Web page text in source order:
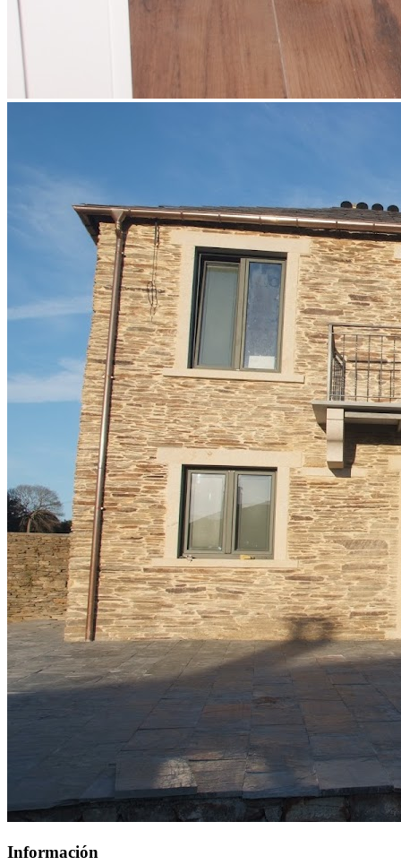
Información